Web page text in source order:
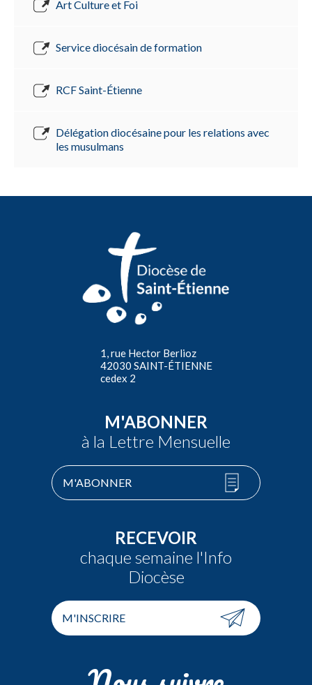
Art Culture et Foi
Service diocésain de formation
RCF Saint-Étienne
Délégation diocésaine pour les relations avec
les musulmans
1, rue Hector Berlioz
42030 SAINT-ÉTIENNE
cedex 2
M'ABONNER
à la Lettre Mensuelle
M'ABONNER
RECEVOIR
chaque semaine l'Info
Diocèse
M'INSCRIRE